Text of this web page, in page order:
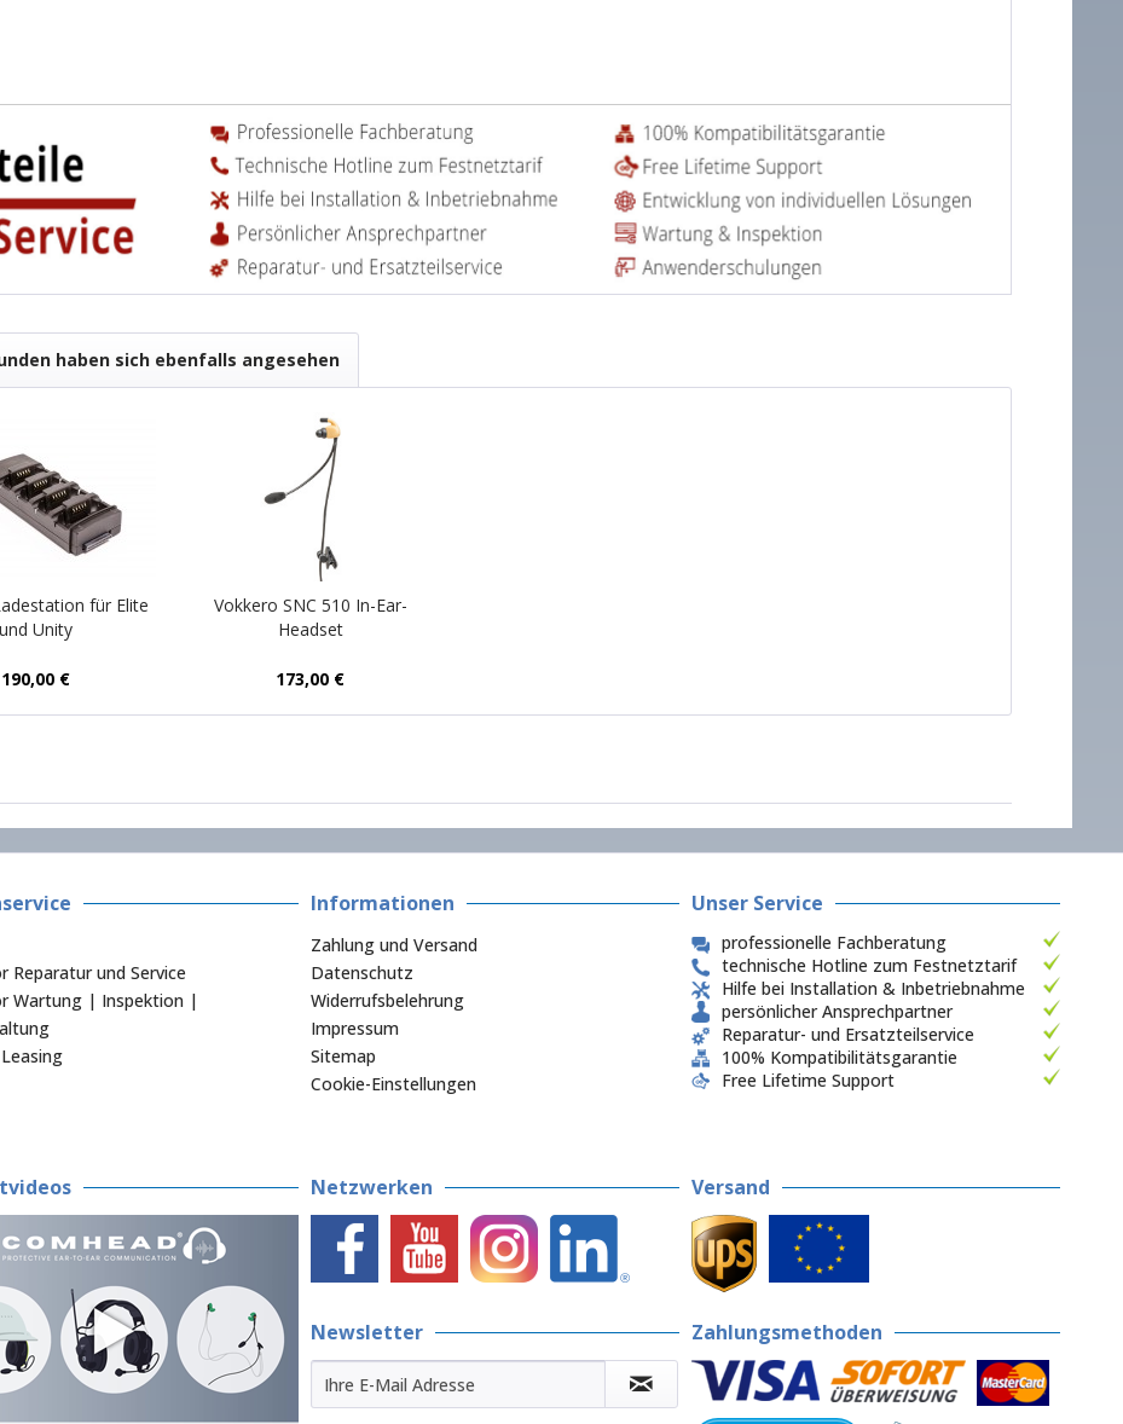
haben sich ebenfalls angesehen
für Elite
und Unity
190,00 €
Vokkero SNC 510 In-Ear-
Headset
173,00 €
Reparatur und Service
Wartung | Inspektion |
Informationen
Zahlung und Versand
Datenschutz
Widerrufsbelehrung
Impressum
Sitemap
Cookie-Einstellungen
Unser Service
professionelle Fachberatung
technische Hotline zum Festnetztarif
Hilfe bei Installation & Inbetriebnahme
persönlicher Ansprechpartner
Reparatur- und Ersatzteilservice
100% Kompatibilitätsgarantie
Free Lifetime Support
Netzwerken Versand
Newsletter Zahlungsmethoden